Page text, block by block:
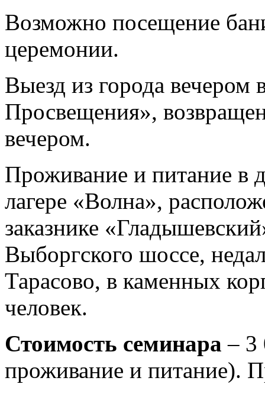
Возможно посещение
церемонии.
Выезд из города вечером
Просвещения»,
вечером.
Проживание и питание в
лагере «Волна»,
заказнике
Выборгского шоссе,
Тарасово, в каменных
человек.
Стоимость семинара – 3
проживание и питание).